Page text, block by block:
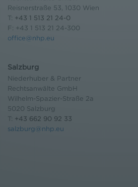
Reisnerstraße 53, 1030 Wien
T: +43 1 513 21 24-0
F: +43 1 513 21 24-300
office@nhp.eu
Salzburg
Niederhuber & Partner
Rechtsanwälte GmbH
Wilhelm-Spazier-Straße 2a
5020 Salzburg
T: +43 662 90 92 33
salzburg@nhp.eu